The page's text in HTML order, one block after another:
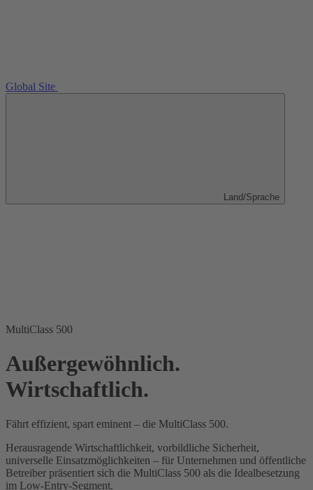
Global Site
Land/Sprache
MultiClass 500
Außergewöhnlich.
Wirtschaftlich.
Fährt effizient, spart eminent – die MultiClass 500.
Herausragende Wirtschaftlichkeit, vorbildliche Sicherheit,
universelle Einsatzmöglichkeiten – für Unternehmen und öffentliche
Betreiber präsentiert sich die MultiClass 500 als die Idealbesetzung
im Low-Entry-Segment.